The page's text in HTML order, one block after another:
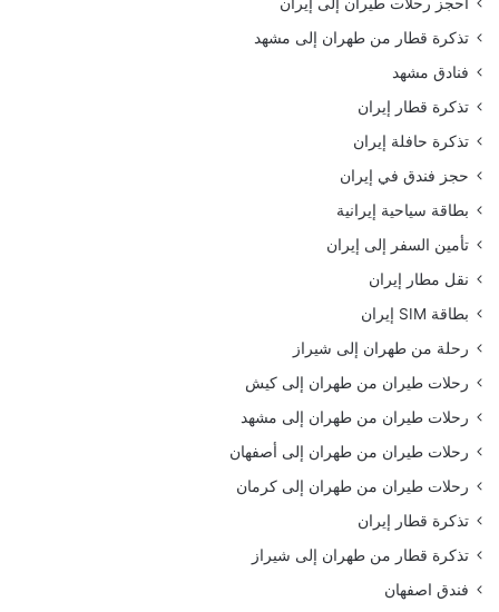
تذكرة قطار من طهران إلى مشهد
فنادق مشهد
تذكرة قطار إيران
تذكرة حافلة إيران
حجز فندق في إيران
بطاقة سياحية إيرانية
تأمين السفر إلى إيران
نقل مطار إيران
بطاقة SIM إيران
رحلة من طهران إلى شيراز
رحلات طيران من طهران إلى كيش
رحلات طيران من طهران إلى مشهد
رحلات طيران من طهران إلى أصفهان
رحلات طيران من طهران إلى كرمان
تذكرة قطار إيران
تذكرة قطار من طهران إلى شيراز
فندق اصفهان